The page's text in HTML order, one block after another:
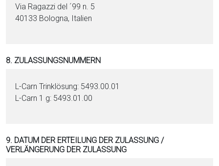
Via Ragazzi del ´99 n. 5
40133 Bologna, Italien
8. ZULASSUNGSNUMMERN
L-Carn Trinklösung: 5493.00.01
L-Carn 1 g: 5493.01.00
9. DATUM DER ERTEILUNG DER ZULASSUNG /
VERLÄNGERUNG DER ZULASSUNG